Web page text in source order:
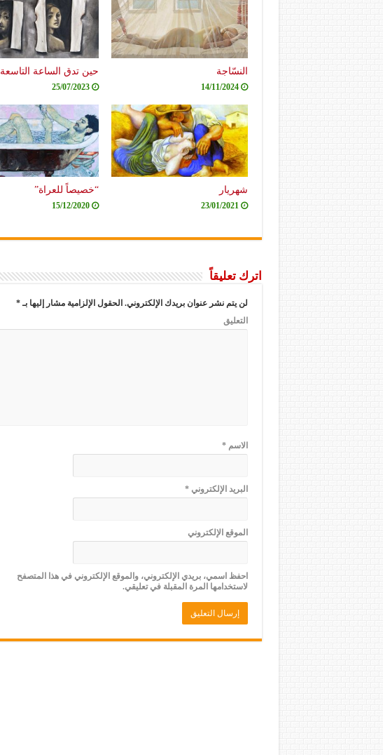
النسّاجة
14/11/2024
حين تدق الساعة التاسعة
25/07/2023
شهريار
23/01/2021
“خصيصاً للعراة”
15/12/2020
اترك تعليقاً
لن يتم نشر عنوان بريدك الإلكتروني. الحقول الإلزامية مشار إليها بـ*
التعليق
الاسم*
البريد الإلكتروني*
الموقع الإلكتروني
احفظ اسمي، بريدي الإلكتروني، والموقع الإلكتروني في هذا المتصفح
لاستخدامها المرة المقبلة في تعليقي.